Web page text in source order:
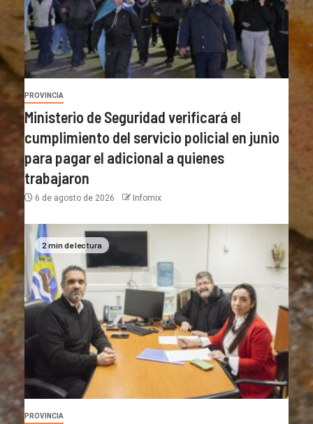
PROVINCIA
Ministerio de Seguridad verificará el
cumplimiento del servicio policial en junio
para pagar el adicional a quienes
trabajaron
6 de agosto de 2026 Infomix
2 min de lectura
PROVINCIA